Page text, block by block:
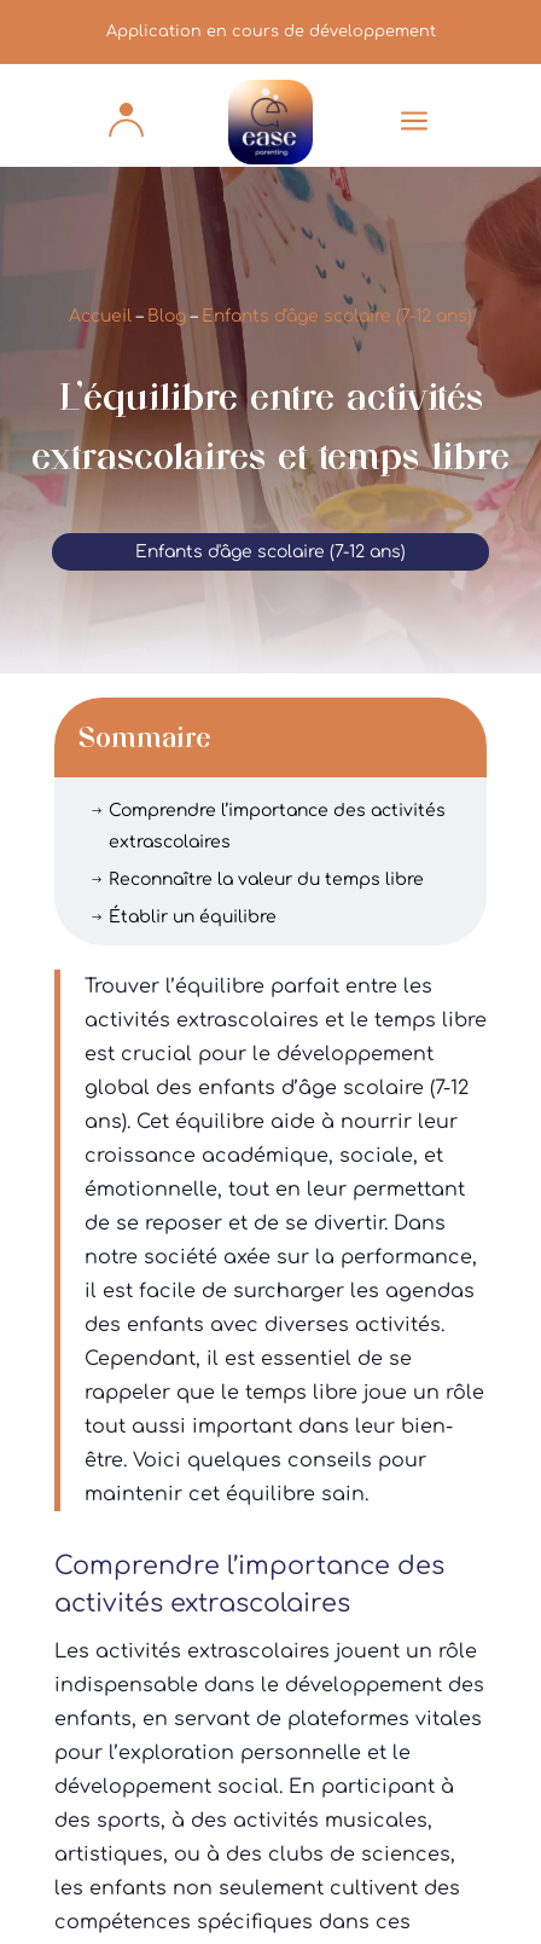
Application en cours de développement
a
Accueil – Blog – Enfants d'âge scolaire (7-12 ans)
L’équilibre entre activités
extrascolaires et temps libre
Enfants d'âge scolaire (7-12 ans)
Sommaire
$ Comprendre l’importance des activités
extrascolaires
$ Reconnaître la valeur du temps libre
$ Établir un équilibre
Trouver l’équilibre parfait entre les
activités extrascolaires et le temps libre
est crucial pour le développement
global des enfants d’âge scolaire (7-12
ans). Cet équilibre aide à nourrir leur
croissance académique, sociale, et
émotionnelle, tout en leur permettant
de se reposer et de se divertir. Dans
notre société axée sur la performance,
il est facile de surcharger les agendas
des enfants avec diverses activités.
Cependant, il est essentiel de se
rappeler que le temps libre joue un rôle
tout aussi important dans leur bien-
être. Voici quelques conseils pour
maintenir cet équilibre sain.
Comprendre l’importance des
activités extrascolaires
Les activités extrascolaires jouent un rôle
indispensable dans le développement des
enfants, en servant de plateformes vitales
pour l’exploration personnelle et le
développement social. En participant à
des sports, à des activités musicales,
artistiques, ou à des clubs de sciences,
les enfants non seulement cultivent des
compétences spécifiques dans ces